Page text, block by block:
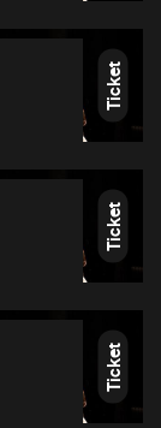
Ticket
Ticket
Ticket